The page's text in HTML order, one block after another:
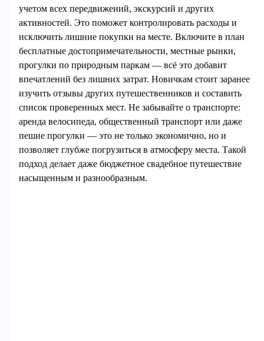
учетом всех передвижений, экскурсий и других
активностей. Это поможет контролировать расходы и
исключить лишние покупки на месте. Включите в план
бесплатные достопримечательности, местные рынки,
прогулки по природным паркам — всё это добавит
впечатлений без лишних затрат. Новичкам стоит заранее
изучить отзывы других путешественников и составить
список проверенных мест. Не забывайте о транспорте:
аренда велосипеда, общественный транспорт или даже
пешие прогулки — это не только экономично, но и
позволяет глубже погрузиться в атмосферу места. Такой
подход делает даже бюджетное свадебное путешествие
насыщенным и разнообразным.